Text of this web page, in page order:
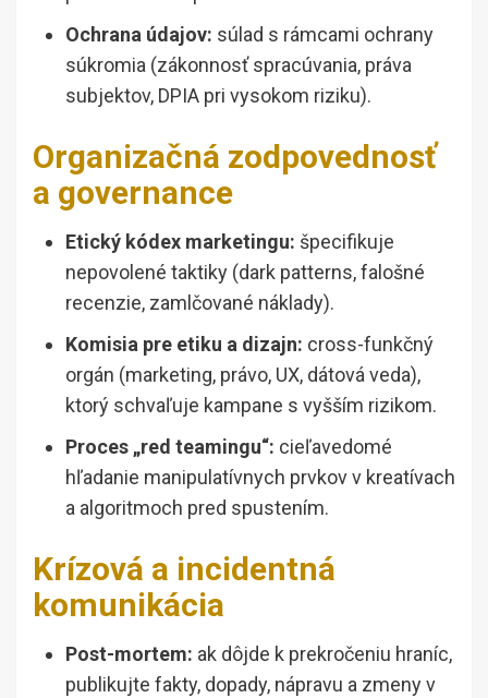
Ochrana údajov: súlad s rámcami ochrany
súkromia (zákonnosť spracúvania, práva
subjektov, DPIA pri vysokom riziku).
Organizačná zodpovednosť
a governance
Etický kódex marketingu: špecifikuje
nepovolené taktiky (dark patterns, falošné
recenzie, zamlčované náklady).
Komisia pre etiku a dizajn: cross-funkčný
orgán (marketing, právo, UX, dátová veda),
ktorý schvaľuje kampane s vyšším rizikom.
Proces „red teamingu“: cieľavedomé
hľadanie manipulatívnych prvkov v kreatívach
a algoritmoch pred spustením.
Krízová a incidentná
komunikácia
Post-mortem: ak dôjde k prekročeniu hraníc,
publikujte fakty, dopady, nápravu a zmeny v